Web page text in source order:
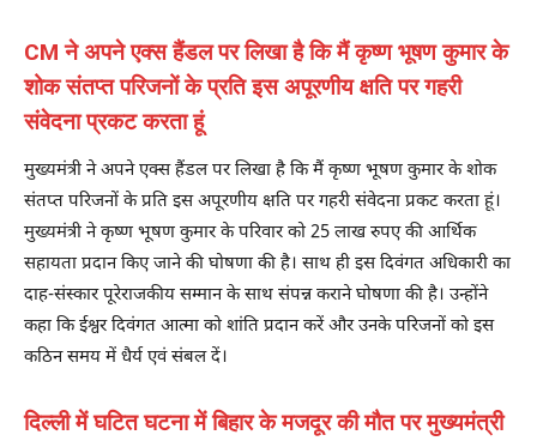
CM ने अपने एक्स हैंडल पर लिखा है कि मैं कृष्ण भूषण कुमार के
शोक संतप्त परिजनों के प्रति इस अपूरणीय क्षति पर गहरी
संवेदना प्रकट करता हूं
मुख्यमंत्री ने अपने एक्स हैंडल पर लिखा है कि मैं कृष्ण भूषण कुमार के शोक
संतप्त परिजनों के प्रति इस अपूरणीय क्षति पर गहरी संवेदना प्रकट करता हूं।
मुख्यमंत्री ने कृष्ण भूषण कुमार के परिवार को 25 लाख रुपए की आर्थिक
सहायता प्रदान किए जाने की घोषणा की है। साथ ही इस दिवंगत अधिकारी का
दाह-संस्कार पूरेराजकीय सम्मान के साथ संपन्न कराने घोषणा की है। उन्होंने
कहा कि ईश्वर दिवंगत आत्मा को शांति प्रदान करें और उनके परिजनों को इस
कठिन समय में धैर्य एवं संबल दें।
दिल्ली में घटित घटना में बिहार के मजदूर की मौत पर मुख्यमंत्री